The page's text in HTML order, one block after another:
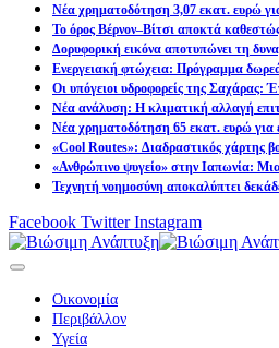
Νέα χρηματοδότηση 3,07 εκατ. ευρώ
Το όρος Βέρνον–Βίτσι αποκτά
Δορυφορική εικόνα αποτυπώνει τη
Ενεργειακή φτώχεια: Πρόγραμμα
Οι υπόγειοι υδροφορείς της Σαχάρας:
Νέα ανάλυση: Η κλιματική αλλαγή
Νέα χρηματοδότηση 65 εκατ. ευρώ για
«Cool Routes»: Διαδραστικός χάρτης
«Ανθρώπινο ψυγείο» στην Ιαπωνία:
Τεχνητή νοημοσύνη αποκαλύπτει
Facebook Twitter Instagram
Οικονομία
Περιβάλλον
Υγεία